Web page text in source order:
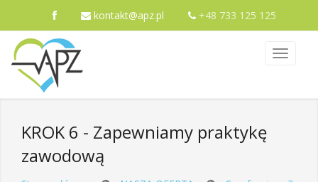
kontakt@apz.pl +48 733 125 125
KROK 6 - Zapewniamy praktykę
zawodową